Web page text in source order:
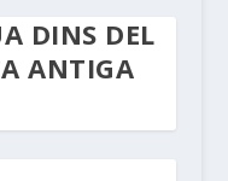
DINS DEL
ANTIGA